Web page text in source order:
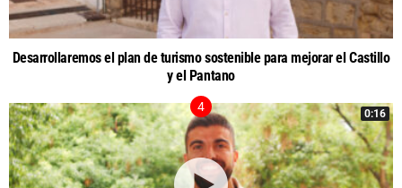
Desarrollaremos el plan de turismo sostenible para mejorar el Castillo
y el Pantano
0:16